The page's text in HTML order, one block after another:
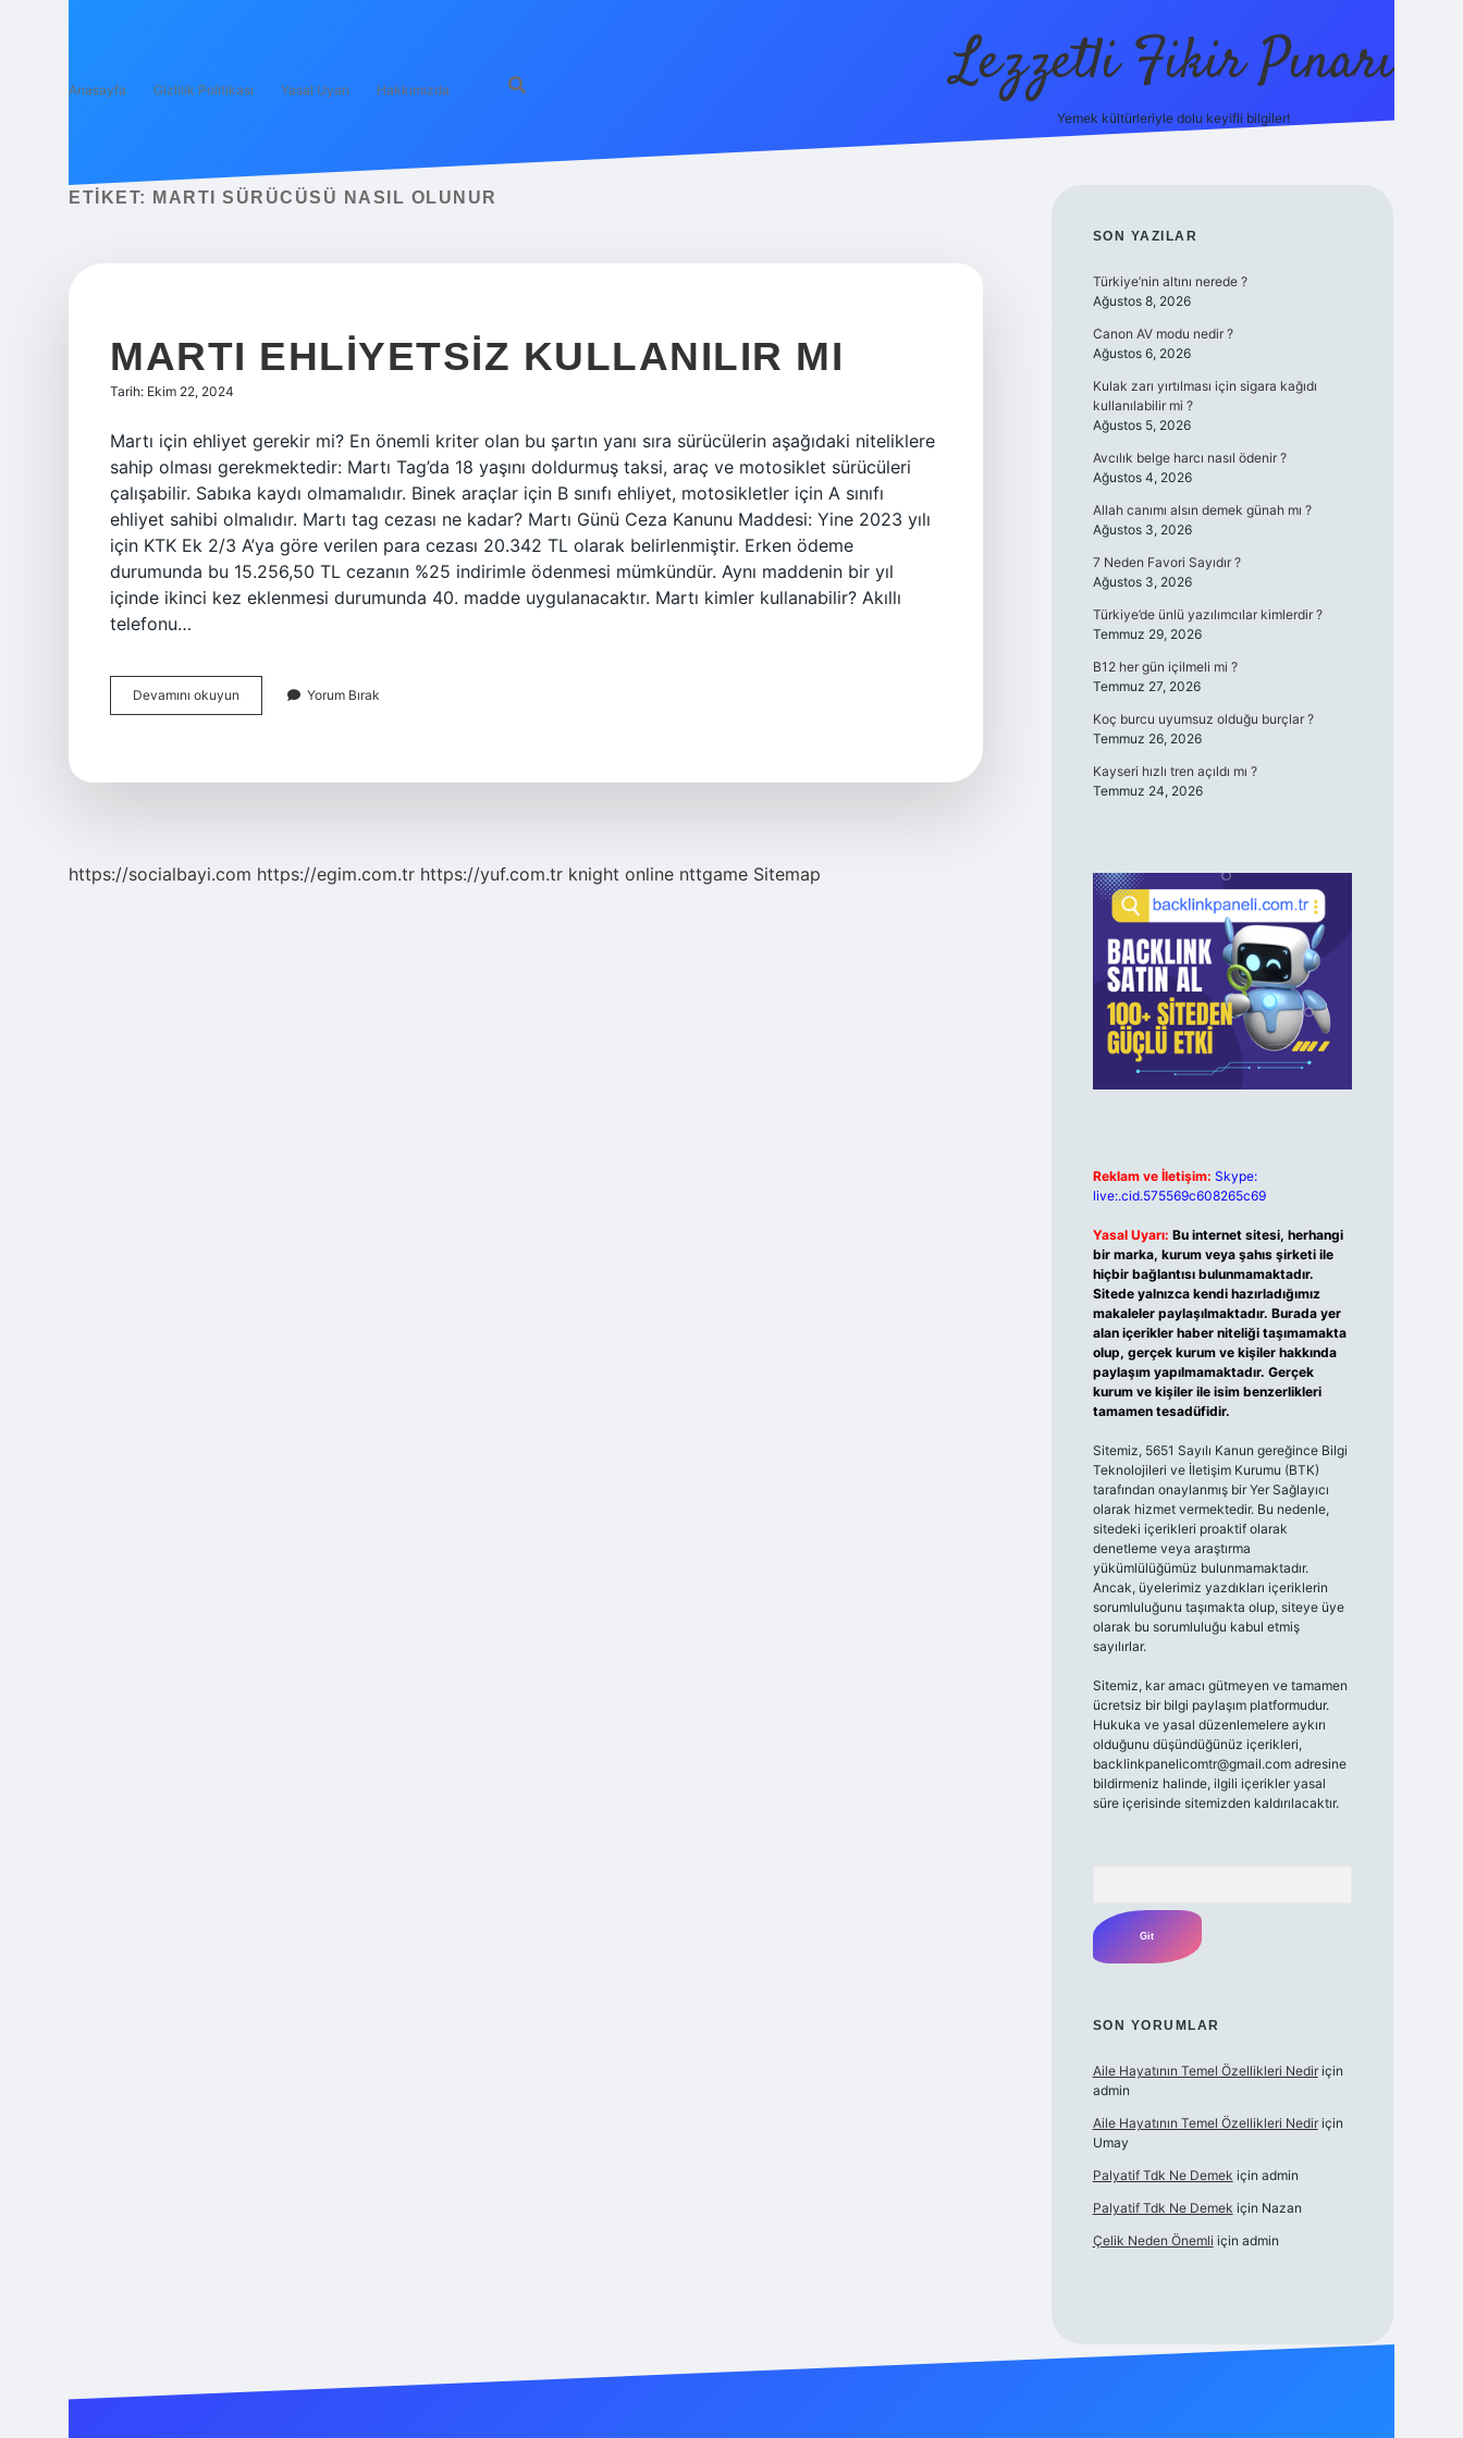
Anasayfa Gizlilik Politikası Yasal Uyarı Hakkımızda Lezzetli Fikir Pınarı
Yemek kültürleriyle dolu keyifli bilgiler!
ETIKET: MARTI SÜRÜCÜSÜ NASIL OLUNUR
MARTI EHLIYETSIZ KULLANILIR MI
Tarih: Ekim 22, 2024
Martı için ehliyet gerekir mi? En önemli kriter olan bu şartın yanı sıra sürücülerin aşağıdaki niteliklere
sahip olması gerekmektedir: Martı Tag’da 18 yaşını doldurmuş taksi, araç ve motosiklet sürücüleri
çalışabilir. Sabıka kaydı olmamalıdır. Binek araçlar için B sınıfı ehliyet, motosikletler için A sınıfı
ehliyet sahibi olmalıdır. Martı tag cezası ne kadar? Martı Günü Ceza Kanunu Maddesi: Yine 2023 yılı
için KTK Ek 2/3 A’ya göre verilen para cezası 20.342 TL olarak belirlenmiştir. Erken ödeme
durumunda bu 15.256,50 TL cezanın %25 indirimle ödenmesi mümkündür. Aynı maddenin bir yıl
içinde ikinci kez eklenmesi durumunda 40. madde uygulanacaktır. Martı kimler kullanabilir? Akıllı
telefonu…
Devamını okuyun
Ehliyetsiz
Yorum Bırak
https://socialbayi.com https://egim.com.tr https://yuf.com.tr knight online nttgame Sitemap
SIDEBAR
SON YAZILAR
Türkiye’nin altını nerede ?
Ağustos 8, 2026
Canon AV modu nedir ?
Ağustos 6, 2026
Kulak zarı yırtılması için sigara kağıdı
kullanılabilir mi ?
Ağustos 5, 2026
Avcılık belge harcı nasıl ödenir ?
Ağustos 4, 2026
Allah canımı alsın demek günah mı ?
Ağustos 3, 2026
7 Neden Favori Sayıdır ?
Ağustos 3, 2026
Türkiye’de ünlü yazılımcılar kimlerdir ?
Temmuz 29, 2026
B12 her gün içilmeli mi ?
Temmuz 27, 2026
Koç burcu uyumsuz olduğu burçlar ?
Temmuz 26, 2026
Kayseri hızlı tren açıldı mı ?
Temmuz 24, 2026
Reklam ve İletişim: Skype:
live:.cid.575569c608265c69
Yasal Uyarı: Bu internet sitesi, herhangi
bir marka, kurum veya şahıs şirketi ile
hiçbir bağlantısı bulunmamaktadır.
Sitede yalnızca kendi hazırladığımız
makaleler paylaşılmaktadır. Burada yer
alan içerikler haber niteliği taşımamakta
olup, gerçek kurum ve kişiler hakkında
paylaşım yapılmamaktadır. Gerçek
kurum ve kişiler ile isim benzerlikleri
tamamen tesadüfidir.
Sitemiz, 5651 Sayılı Kanun gereğince Bilgi
Teknolojileri ve İletişim Kurumu (BTK)
tarafından onaylanmış bir Yer Sağlayıcı
olarak hizmet vermektedir. Bu nedenle,
sitedeki içerikleri proaktif olarak
denetleme veya araştırma
yükümlülüğümüz bulunmamaktadır.
Ancak, üyelerimiz yazdıkları içeriklerin
sorumluluğunu taşımakta olup, siteye üye
olarak bu sorumluluğu kabul etmiş
sayılırlar.
Sitemiz, kar amacı gütmeyen ve tamamen
ücretsiz bir bilgi paylaşım platformudur.
Hukuka ve yasal düzenlemelere aykırı
olduğunu düşündüğünüz içerikleri,
backlinkpanelicomtr@gmail.comadresine
bildirmeniz halinde, ilgili içerikler yasal
süre içerisinde sitemizden kaldırılacaktır.
SON YORUMLAR
Aile Hayatının Temel Özellikleri Nediriçin
admin
Aile Hayatının Temel Özellikleri Nediriçin
Umay
Palyatif Tdk Ne Demek için admin
Palyatif Tdk Ne Demek için Nazan
Çelik Neden Önemli için admin